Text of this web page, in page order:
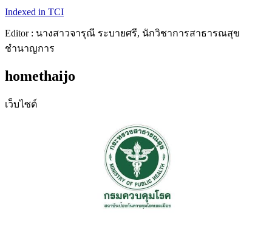
Indexed in TCI
Editor : นางสาวจารุณี ระบายศรี, นักวิชาการสาธารณสุข
ชำนาญการ
homethaijo
เว็บไซต์